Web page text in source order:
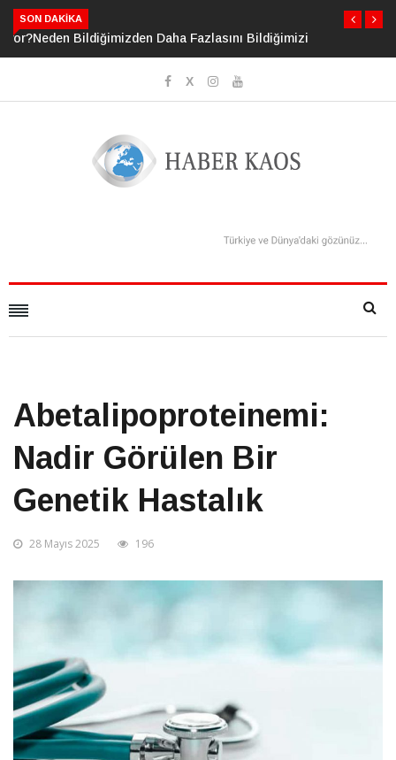
SON DAKIKA
Neden Bildiğimizden Daha Fazlasını Bildiğimizi Sanıyoruz?
Abetalipoproteinemi:
Nadir Görülen Bir
Genetik Hastalık
28 Mayıs 2025 196